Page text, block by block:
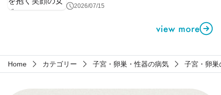
第1話2026/07/15
Home カテゴリー 子宮・卵巣・性器の病気 子宮・卵巣